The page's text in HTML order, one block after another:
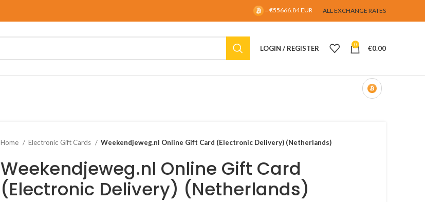
= €55666.84 EUR ALL EXCHANGE RATES
LOGIN / REGISTER 0 €0.00
Home Electronic Gift Cards Weekendjeweg.nl Online Gift Card (Electronic Delivery) (Netherlands)
Weekendjeweg.nl Online Gift Card
(Electronic Delivery) (Netherlands)